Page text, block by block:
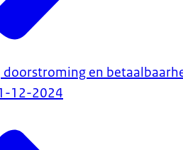
doorstroming en
12-2024